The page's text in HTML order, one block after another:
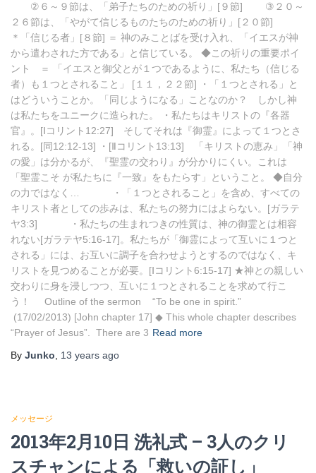
②６～９節は、「弟子たちのための祈り」[９節] ③２０～
２６節は、「やがて信じるものたちのための祈り」[２０節]
＊「信じる者」[８節] ＝ 神のみことばを受け入れ、「イエスが神
から遣わされた方である」と信じている。 ◆この祈りの重要ポイ
ント ＝ 「イエスと御父とが１つであるように、私たち（信じる
者）も１つとされること」 [１１，２２節] ・「１つとされる」と
はどういうことか。「同じようになる」ことなのか？ しかし神
は私たちをユニークに造られた。 ・私たちはキリストの『各器
官』。[Ⅰコリント12:27] そしてそれは『御霊』によって１つとさ
れる。[同12:12-13] ・[Ⅱコリント13:13] 「キリストの恵み」「神
の愛」は分かるが、『聖霊の交わり』が分かりにくい。これは
「聖霊こそ が私たちに『一致』をもたらす」ということ。 ◆自分
の力ではなく… ・「１つとされること」を含め、すべての
キリスト者としての歩みは、私たちの努力にはよらない。[ガラテ
ヤ3:3] ・私たちの生まれつきの性質は、神の御霊とは相容
れない[ガラテヤ5:16-17]。私たちが「御霊によって互いに１つと
される」には、お互いに調子を合わせようとするのではなく、キ
リストを見つめることが必要。[Ⅰコリント6:15-17] ★神との親しい
交わりに身を浸しつつ、互いに１つとされることを求めて行こ
う！ Outline of the sermon “To be one in spirit.”
(17/02/2013) [John chapter 17] ◆ This whole chapter describes
“Prayer of Jesus”. There are 3 Read more
By Junko 13 years ago
メッセージ
2013年2月10日 洗礼式 – 3人のクリ
スチャンによる「救いの証し」